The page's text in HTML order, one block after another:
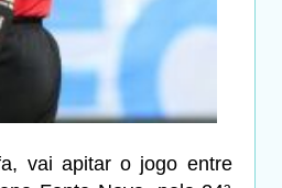
vai apitar o jogo entre